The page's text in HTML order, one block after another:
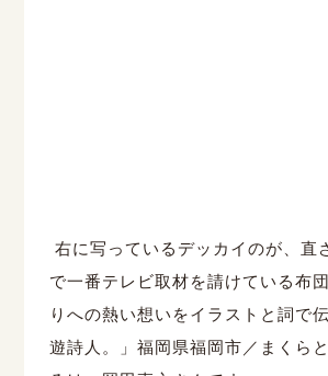
右に写っているデッカイのが、直
で一番テレビ取材を請けている布
りへの熱い想いをイラストと詞で
遊詩人。」福岡県福岡市／まくら